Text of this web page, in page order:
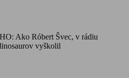
Ako Róbert Švec, v rádiu
vyškolil